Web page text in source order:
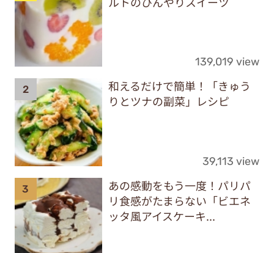
139,019 view
和えるだけで簡単！「きゅう
りとツナの副菜」レシピ
39,113 view
あの感動をもう一度！パリパ
リ食感がたまらない「ビエネ
ッタ風アイスケーキ...